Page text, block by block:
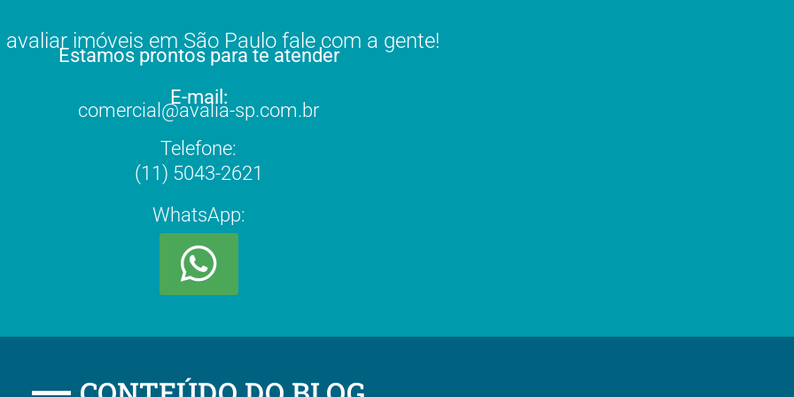
avaliar imóveis em São Paulo fale com a gente!
Estamos prontos para te atender
E-mail:
comercial@avalia-sp.com.br
Telefone:
(11) 5043-2621
WhatsApp: